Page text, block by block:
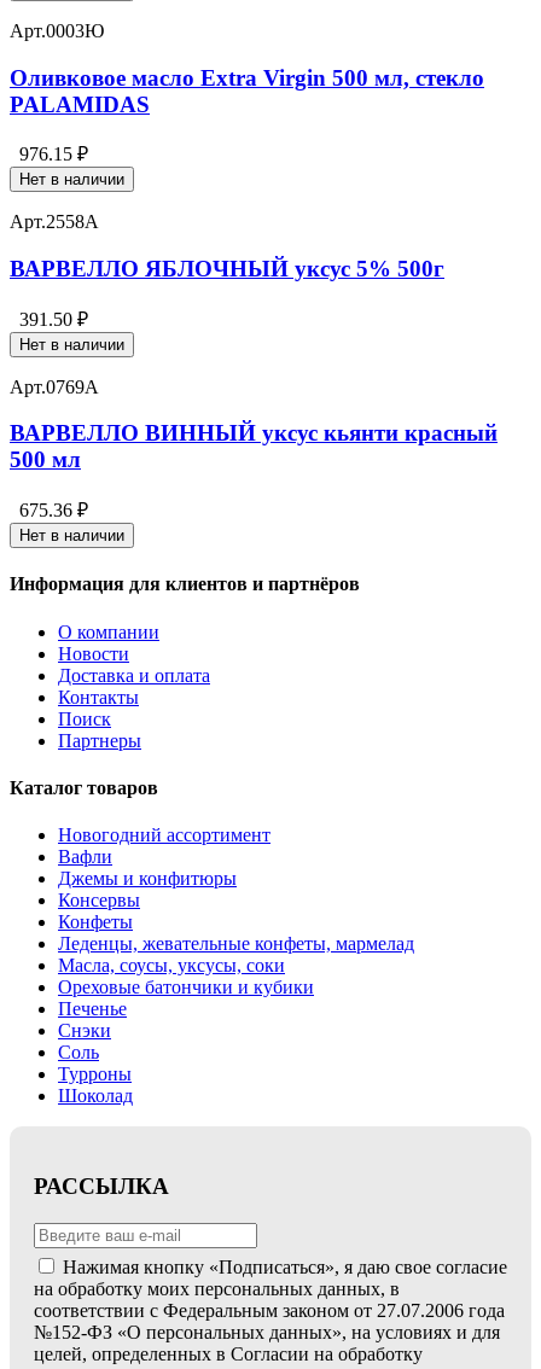
Арт.0003Ю
Оливковое масло Extra Virgin 500 мл, стекло
PALAMIDAS
976.15 ₽
Нет в наличии
Арт.2558А
ВАРВЕЛЛО ЯБЛОЧНЫЙ уксус 5% 500г
391.50 ₽
Нет в наличии
Арт.0769А
ВАРВЕЛЛО ВИННЫЙ уксус кьянти красный
500 мл
675.36 ₽
Нет в наличии
Информация для клиентов и партнёров
О компании
Новости
Доставка и оплата
Контакты
Поиск
Партнеры
Каталог товаров
Новогодний ассортимент
Вафли
Джемы и конфитюры
Консервы
Конфеты
Леденцы, жевательные конфеты, мармелад
Масла, соусы, уксусы, соки
Ореховые батончики и кубики
Печенье
Снэки
Соль
Турроны
Шоколад
РАССЫЛКА
Нажимая кнопку «Подписаться», я даю свое согласие
на обработку моих персональных данных, в
соответствии с Федеральным законом от 27.07.2006 года
№152-ФЗ «О персональных данных», на условиях и для
целей, определенных в Согласии на обработку